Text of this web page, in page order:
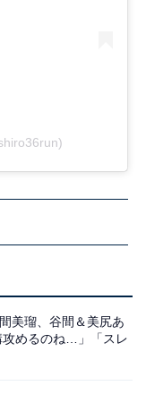
美瑠、谷間＆美尻あ
攻めるのね…」「スレ